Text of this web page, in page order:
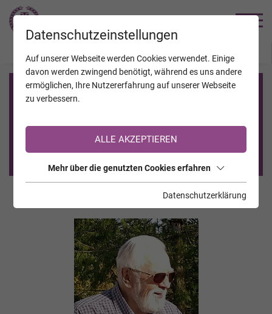
Registrierung auf TrauerHilfe.it
Sie sind noch nicht auf TrauerHilfe.it registriert?
>> zur kostenlosen Registrierung <<
Datenschutzeinstellungen
Auf unserer Webseite werden Cookies verwendet. Einige
davon werden zwingend benötigt, während es uns andere
ermöglichen, Ihre Nutzererfahrung auf unserer Webseite
zu verbessern.
ALLE AKZEPTIEREN
Mehr über die genutzten Cookies erfahren
Datenschutzerklärung
JAHRESTAGE KALENDER VERSTORBENE